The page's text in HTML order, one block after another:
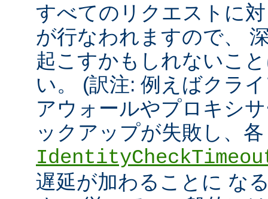
すべてのリクエストに
が行なわれますので、
起こすかもしれないこ
い。 (訳注: 例えばクラ
アウォールやプロキシ
ックアップが失敗し、
遅延が加わることに な